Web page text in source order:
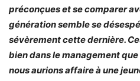
préconçues et se comparer
génération semble se
sévèrement cette dernière.
bien dans le management
nous aurions affaire à une